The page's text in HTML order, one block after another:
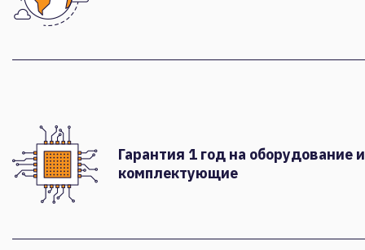
Гарантия 1 год на оборудование и
комплектующие